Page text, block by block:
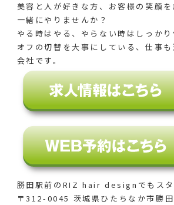
美容と人が好きな方、お客様の笑顔
一緒にやりませんか？
やる時はやる、やらない時はしっか
オフの切替を大事にしている、仕事
会社です。
勝田駅前のRIZ hair designでも ス
〒312-0045 茨城県ひたちなか市勝田